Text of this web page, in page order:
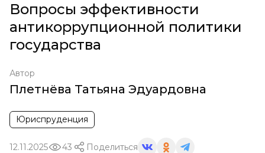
Вопросы эффективности
антикоррупционной политики
государства
Автор
Плетнёва Татьяна Эдуардовна
Юриспруденция
12.11.2025 43 Поделиться